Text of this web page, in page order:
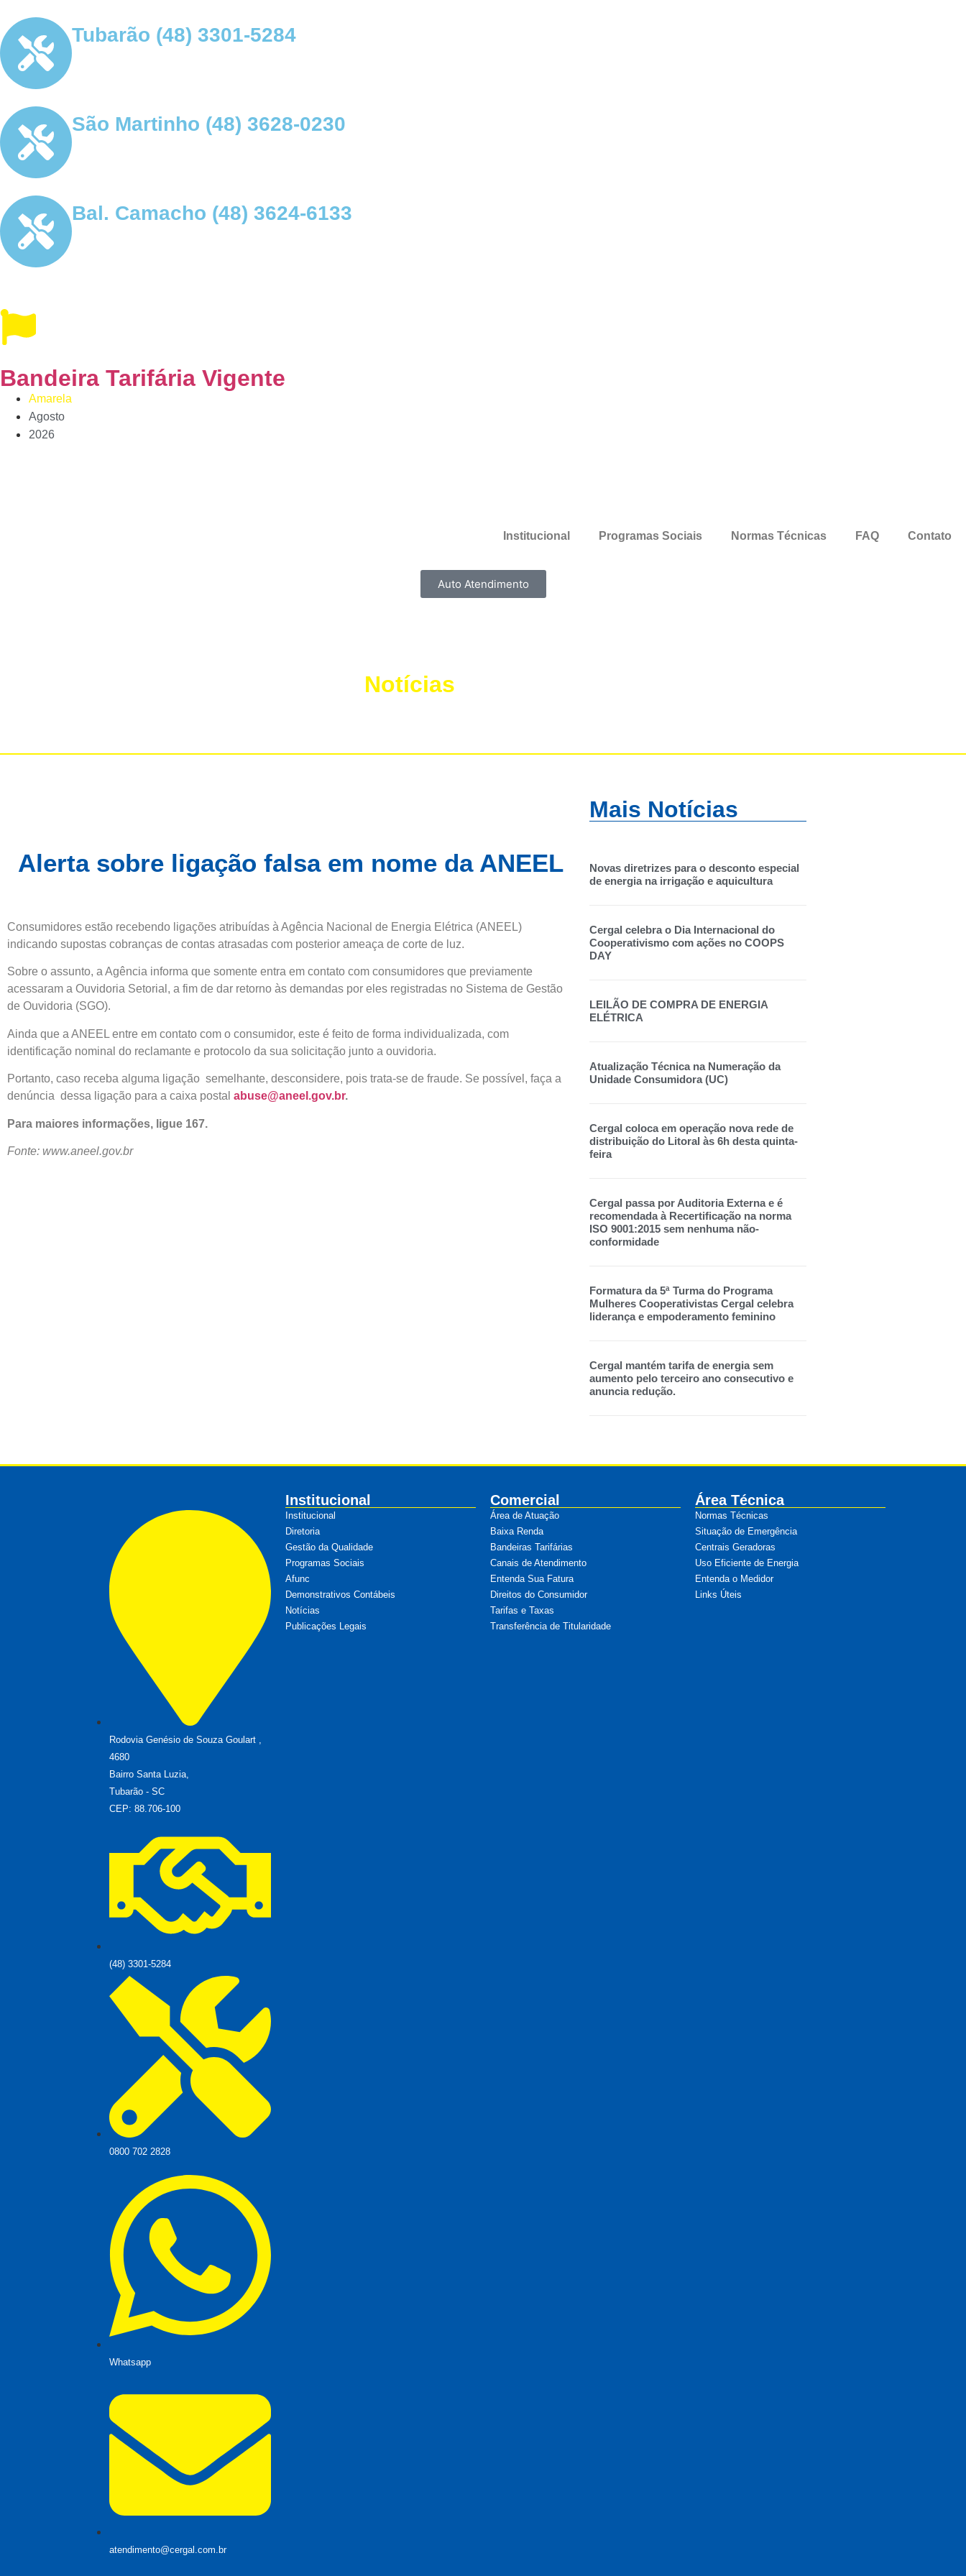
Tubarão (48) 3301-5284
São Martinho (48) 3628-0230
Bal. Camacho (48) 3624-6133
Bandeira Tarifária Vigente
Amarela
Agosto
2026
Institucional Programas Sociais Normas Técnicas FAQ Contato
Auto Atendimento
Notícias
Alerta sobre ligação falsa em nome da ANEEL
Consumidores estão recebendo ligações atribuídas à Agência Nacional de Energia Elétrica (ANEEL)
indicando supostas cobranças de contas atrasadas com posterior ameaça de corte de luz.
Sobre o assunto, a Agência informa que somente entra em contato com consumidores que previamente
acessaram a Ouvidoria Setorial, a fim de dar retorno às demandas por eles registradas no Sistema de Gestão
de Ouvidoria (SGO).
Ainda que a ANEEL entre em contato com o consumidor, este é feito de forma individualizada, com
identificação nominal do reclamante e protocolo da sua solicitação junto a ouvidoria.
Portanto, caso receba alguma ligação semelhante, desconsidere, pois trata-se de fraude. Se possível, faça a
denúncia dessa ligação para a caixa postal abuse@aneel.gov.br.
Para maiores informações, ligue 167.
Fonte: www.aneel.gov.br
Mais Notícias
Novas diretrizes para o desconto especial
de energia na irrigação e aquicultura
Cergal celebra o Dia Internacional do
Cooperativismo com ações no COOPS
DAY
LEILÃO DE COMPRA DE ENERGIA
ELÉTRICA
Atualização Técnica na Numeração da
Unidade Consumidora (UC)
Cergal coloca em operação nova rede de
distribuição do Litoral às 6h desta quinta-
feira
Cergal passa por Auditoria Externa e é
recomendada à Recertificação na norma
ISO 9001:2015 sem nenhuma não-
conformidade
Formatura da 5ª Turma do Programa
Mulheres Cooperativistas Cergal celebra
liderança e empoderamento feminino
Cergal mantém tarifa de energia sem
aumento pelo terceiro ano consecutivo e
anuncia redução.
Rodovia Genésio de Souza Goulart ,
4680
Bairro Santa Luzia,
Tubarão - SC
CEP: 88.706-100
(48) 3301-5284
0800 702 2828
Whatsapp
atendimento@cergal.com.br
Institucional
Institucional
Diretoria
Gestão da Qualidade
Programas Sociais
Afunc
Demonstrativos Contábeis
Notícias
Publicações Legais
Comercial
Área de Atuação
Baixa Renda
Bandeiras Tarifárias
Canais de Atendimento
Entenda Sua Fatura
Direitos do Consumidor
Tarifas e Taxas
Transferência de Titularidade
Área Técnica
Normas Técnicas
Situação de Emergência
Centrais Geradoras
Uso Eficiente de Energia
Entenda o Medidor
Links Úteis